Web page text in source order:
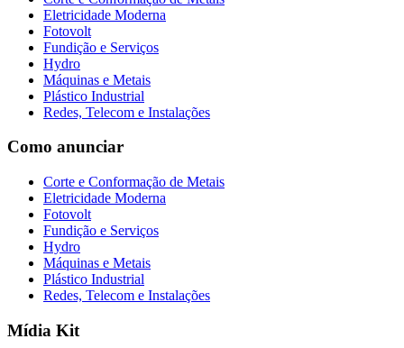
Eletricidade Moderna
Fotovolt
Fundição e Serviços
Hydro
Máquinas e Metais
Plástico Industrial
Redes, Telecom e Instalações
Como anunciar
Corte e Conformação de Metais
Eletricidade Moderna
Fotovolt
Fundição e Serviços
Hydro
Máquinas e Metais
Plástico Industrial
Redes, Telecom e Instalações
Mídia Kit